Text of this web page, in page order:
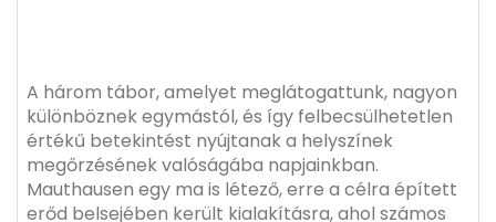
A három tábor, amelyet meglátogattunk, nagyon
különböznek egymástól, és így felbecsülhetetlen
értékű betekintést nyújtanak a helyszínek
megőrzésének valóságába napjainkban.
Mauthausen egy ma is létező, erre a célra épített
erőd belsejében került kialakításra, ahol számos